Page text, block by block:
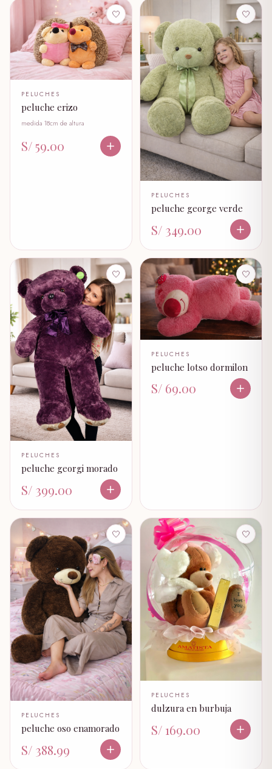
🤍
PELUCHES
peluche erizo
medida 18cm de altura
S/ 59.00
🤍
PELUCHES
peluche george verde
S/ 349.00
🤍
PELUCHES
peluche georgi morado
S/ 399.00
🤍
PELUCHES
peluche lotso dormilon
S/ 69.00
🤍
PELUCHES
peluche oso enamorado
S/ 388.99
🤍
PELUCHES
dulzura en burbuja
S/ 169.00